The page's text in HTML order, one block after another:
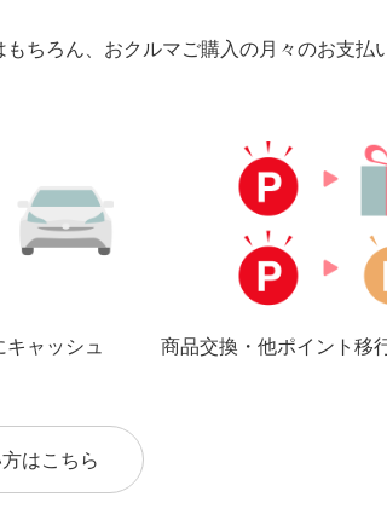
ちろん、おクルマご購入の月々のお支払
ャッシュ
商品交換・他ポイント移
はこちら